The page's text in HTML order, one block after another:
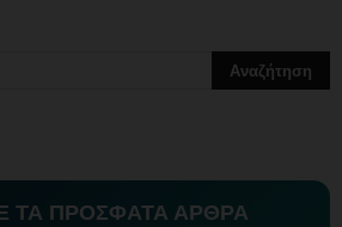
ΤΑ ΠΡΟΣΦΑΤΑ ΑΡΘΡΑ